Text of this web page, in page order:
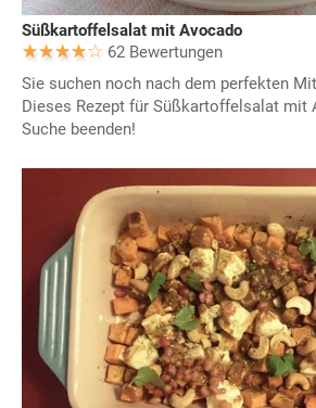
Süßkartoffelsalat mit Avocado
62 Bewertungen
Sie suchen noch nach dem perfekten
Dieses Rezept für Süßkartoffelsalat mit
Suche beenden!